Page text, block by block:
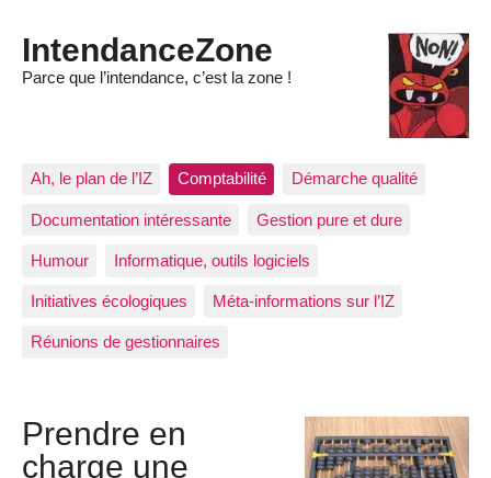
IntendanceZone
Parce que l’intendance, c’est la zone !
Ah, le plan de l’IZ Comptabilité Démarche qualité
Documentation intéressante Gestion pure et dure
Humour Informatique, outils logiciels
Initiatives écologiques Méta-informations sur l’IZ
Réunions de gestionnaires
Prendre en
charge une